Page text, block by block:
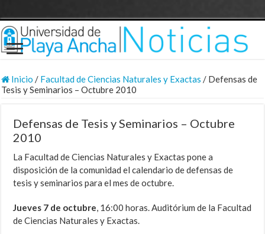
Inicio / Facultad de Ciencias Naturales y Exactas / Defensas de
Tesis y Seminarios – Octubre 2010
Defensas de Tesis y Seminarios – Octubre
2010
La Facultad de Ciencias Naturales y Exactas pone a
disposición de la comunidad el calendario de defensas de
tesis y seminarios para el mes de octubre.
Jueves 7 de octubre, 16:00 horas. Auditórium de la Facultad
de Ciencias Naturales y Exactas.